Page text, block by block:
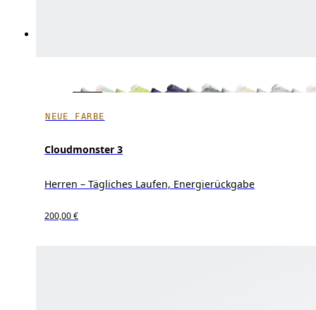
NEUE FARBE
Cloudmonster 3
Herren – Tägliches Laufen, Energierückgabe
200,00 €